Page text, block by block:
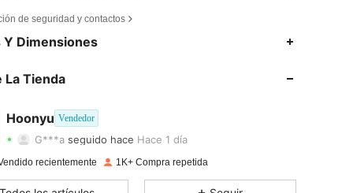
de seguridad y contactos
Y Dimensiones
La Tienda
Hoonyu Vendedor
4,93
4,93
4,93
G***a seguido hace Hace 1 día
4,93 Calificación
4,93 4 302
recientemente 1K+ Compra repetida